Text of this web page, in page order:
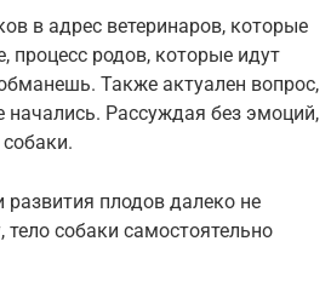
в адрес ветеринаров, которые
родов, которые идут
Также актуален вопрос,
Рассуждая без эмоций,
развития плодов далеко не
тело собаки самостоятельно